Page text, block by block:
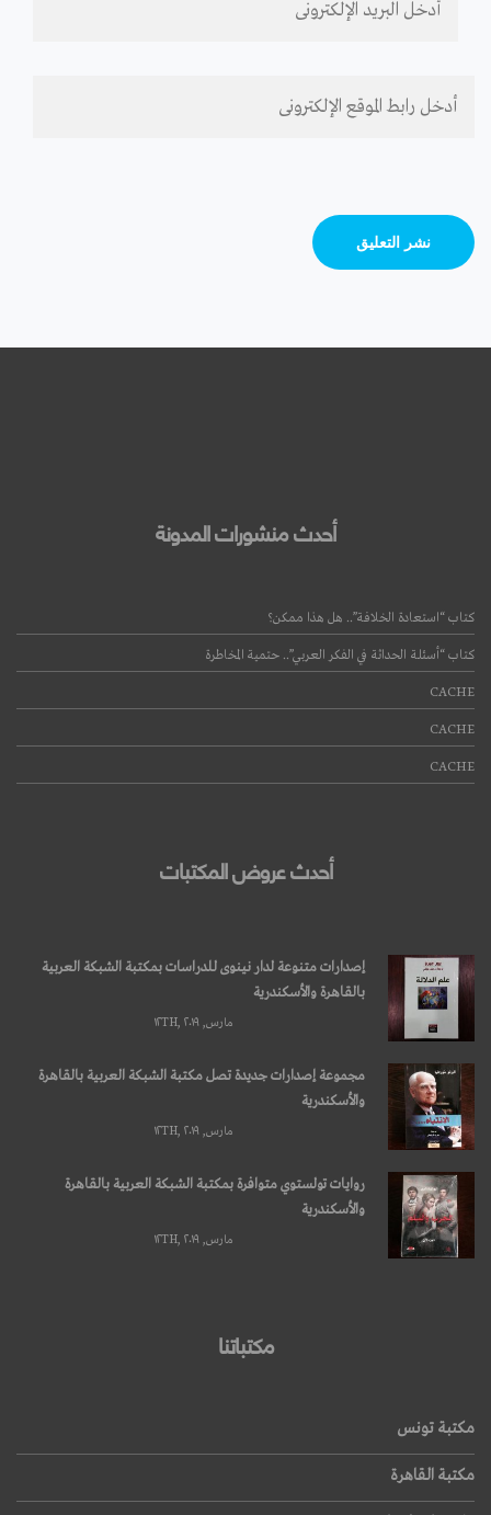
أحدث منشورات المدونة
كتاب “استعادة الخلافة”.. هل هذا ممكن؟
كتاب “أسئلة الحداثة في الفكر العربي”.. حتمية المخاطرة
CACHE
CACHE
CACHE
أحدث عروض المكتبات
إصدارات متنوعة لدار نينوى للدراسات بمكتبة الشبكة العربية
بالقاهرة والأسكندرية
مارس, ۱۲TH, ۲۰۱۹
مجموعة إصدارات جديدة تصل مكتبة الشبكة العربية بالقاهرة
والأسكندرية
مارس, ۱۲TH, ۲۰۱۹
روايات تولستوي متوافرة بمكتبة الشبكة العربية بالقاهرة
والأسكندرية
مارس, ۱۲TH, ۲۰۱۹
مكتباتنا
مكتبة تونس
مكتبة القاهرة